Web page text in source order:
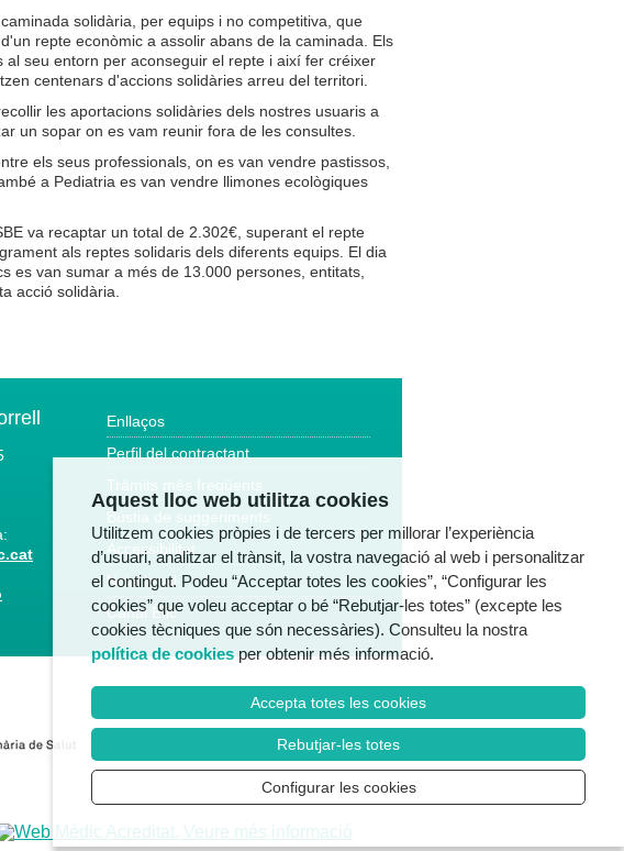
solidària, per equips i no competitiva, que
repte econòmic a assolir abans de la caminada. Els
seu entorn per aconseguir el repte i així fer créixer
centenars d'accions solidàries arreu del territori.
les aportacions solidàries dels nostres usuaris a
un sopar on es vam reunir fora de les consultes.
els seus professionals, on es van vendre pastissos,
a Pediatria es van vendre llimones ecològiques
va recaptar un total de 2.302€, superant el repte
als reptes solidaris dels diferents equips. El dia
es van sumar a més de 13.000 persones, entitats,
acció solidària.
Enllaços
Perfil del contractant
Tràmits més freqüents
Bústia de suggeriments
Accessibilitat
Nota legal
Canal Ètic
Aquest lloc web utilitza cookies
Utilitzem cookies pròpies i de tercers per millorar l’experiència
d’usuari, analitzar el trànsit, la vostra navegació al web i personalitzar
el contingut. Podeu “Acceptar totes les cookies”, “Configurar les
cookies” que voleu acceptar o bé “Rebutjar-les totes” (excepte les
cookies tècniques que són necessàries). Consulteu la nostra
política de cookiesper obtenir més informació.
Accepta totes les cookies
Rebutjar-les totes
Configurar les cookies